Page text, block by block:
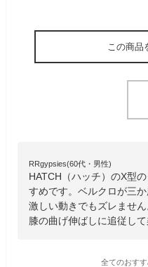
この商品
RRgypsies(60代・男性)
HATCH（ハッチ）のX型
すめです。ベルクロが三
激しい動きでもズレませ
膝の曲げ伸ばしに追従して
全てのおすす